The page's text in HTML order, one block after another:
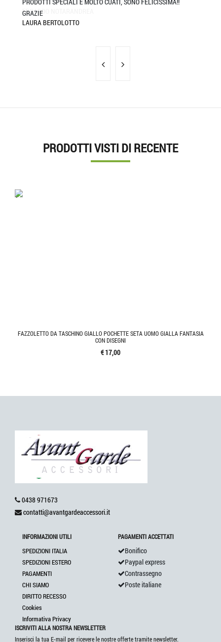
GRAZIE
LAURA BERTOLOTTO
PRODOTTI VISTI DI RECENTE
'.'
FAZZOLETTO DA TASCHINO GIALLO POCHETTE SETA UOMO GIALLA FANTASIA
CON DISEGNI
€ 17,00
0438 971673
contatti@avantgardeaccessori.it
INFORMAZIONI UTILI
SPEDIZIONI ITALIA
SPEDIZIONI ESTERO
PAGAMENTI
CHI SIAMO
DIRITTO RECESSO
Cookies
Informativa Privacy
PAGAMENTI ACCETTATI
Bonifico
Paypal express
Contrassegno
Poste italiane
ISCRIVITI ALLA NOSTRA NEWSLETTER
Inserisci la tua E-mail per ricevere le nostre offerte tramite newsletter.